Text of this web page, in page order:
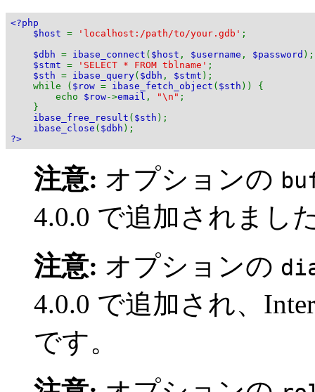
<?php
$host = 'localhost:/path/to/your.gdb' ;
$dbh = ibase_connect ( $host , $username , $password );
$stmt = 'SELECT * FROM tblname' ;
$sth = ibase_query( $dbh , $stmt );
while ( $row = ibase_fetch_object ( $sth )) {
echo $row->email , "\n" ;
}
ibase_free_result ( $sth );
ibase_close ( $dbh );
?>
注意: オプションの
4.0.0 で追加されまし
注意: オプションの
4.0.0 で追加され、
です。